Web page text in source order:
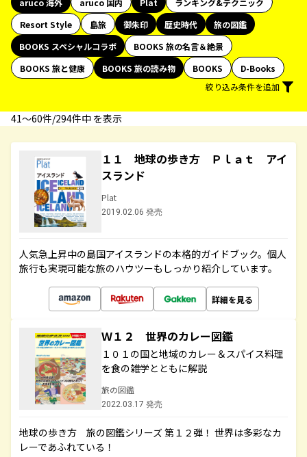
Resort Style
島旅 御朱印 歴史時代
旅の図鑑
BOOKS スペシャルコラボ
BOOKS 旅の名言＆絶景
BOOKS 旅と健康
BOOKS 旅の読み物 BOOKS
D-Books
絞り込み条件を追加
41〜60件/294件中 を表示
１１ 地球の歩き方 Ｐｌａｔ アイ
スランド
Plat
2019.02.06 発売
人気急上昇中の島国アイスランドの本格的ガイドブック。個人
旅行も実現可能な旅のハウツーもしっかり紹介しています。
詳細を見る
Ｗ１２ 世界のカレー図鑑
１０１の国と地域のカレー＆スパイス料理
を食の雑学とともに解説
旅の図鑑
2022.03.17 発売
地球の歩き方 旅の図鑑シリーズ 第１２弾！ 世界は多彩なカ
レーであふれている！